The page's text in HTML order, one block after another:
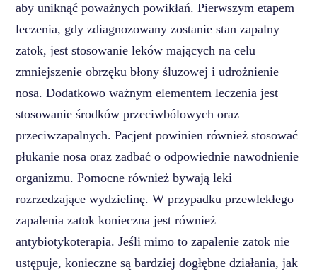
aby uniknąć poważnych powikłań. Pierwszym etapem
leczenia, gdy zdiagnozowany zostanie stan zapalny
zatok, jest stosowanie leków mających na celu
zmniejszenie obrzęku błony śluzowej i udrożnienie
nosa. Dodatkowo ważnym elementem leczenia jest
stosowanie środków przeciwbólowych oraz
przeciwzapalnych. Pacjent powinien również stosować
płukanie nosa oraz zadbać o odpowiednie nawodnienie
organizmu. Pomocne również bywają leki
rozrzedzające wydzielinę. W przypadku przewlekłego
zapalenia zatok konieczna jest również
antybiotykoterapia. Jeśli mimo to zapalenie zatok nie
ustępuje, konieczne są bardziej dogłębne działania, jak